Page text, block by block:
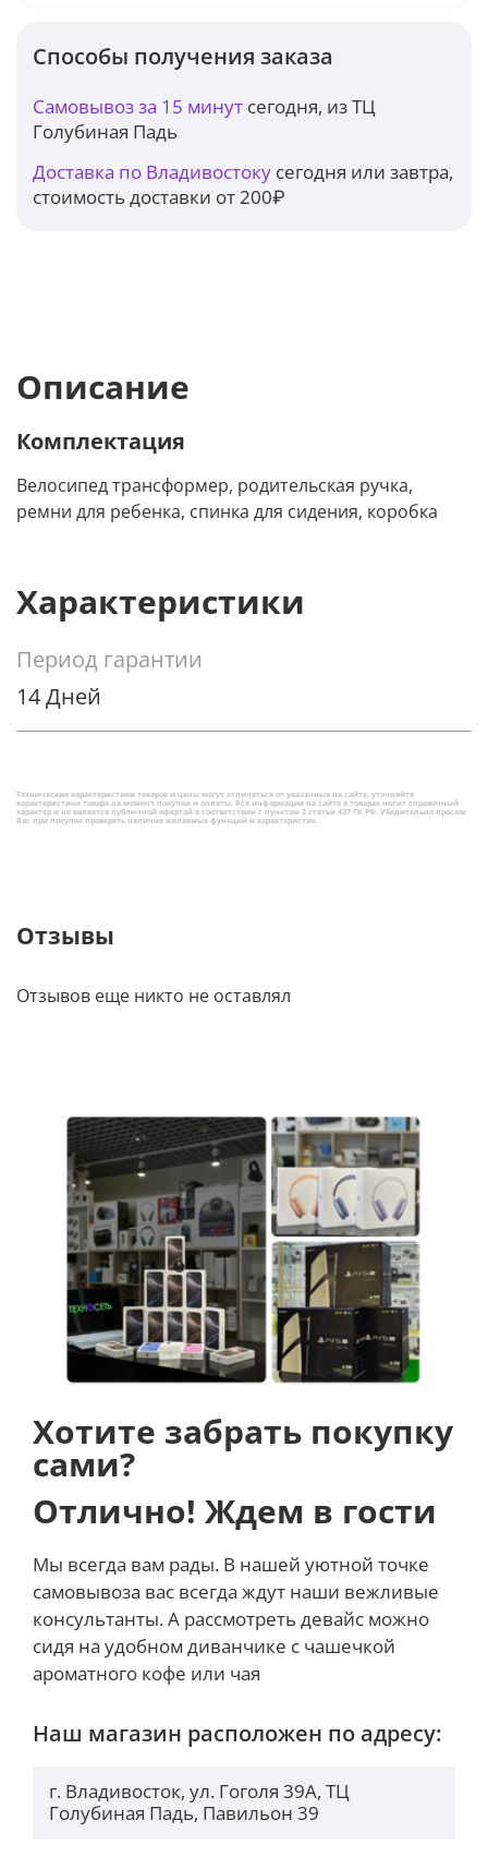
Способы получения заказа
Самовывоз за 15 минут сегодня, из ТЦ
Голубиная Падь
Доставка по Владивостоку сегодня или завтра,
стоимость доставки от 200₽
Описание
Комплектация
Велосипед трансформер, родительская ручка,
ремни для ребенка, спинка для сидения, коробка
Характеристики
Период гарантии
14 Дней
Технические характеристики товаров и цены могут отличаться от указанных на сайте, уточняйте
характеристики товара на момент покупки и оплаты. Вся информация на сайте о товарах носит справочный
характер и не является публичной офертой в соответствии с пунктом 2 статьи 437 ГК РФ. Убедительно просим
Вас при покупке проверять наличие желаемых функций и характеристик.
Отзывы
Отзывов еще никто не оставлял
Хотите забрать покупку
сами?
Отлично! Ждем в гости
Мы всегда вам рады. В нашей уютной точке
самовывоза вас всегда ждут наши вежливые
консультанты. А рассмотреть девайс можно
сидя на удобном диванчике с чашечкой
ароматного кофе или чая
Наш магазин расположен по адресу:
г. Владивосток, ул. Гоголя 39А, ТЦ
Голубиная Падь, Павильон 39